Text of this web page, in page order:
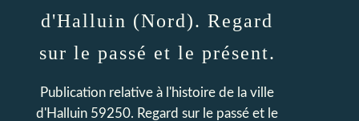
d'Halluin (Nord). Regard
sur le passé et le présent.
Publication relative à l'histoire de la ville
d'Halluin 59250. Regard sur le passé et le